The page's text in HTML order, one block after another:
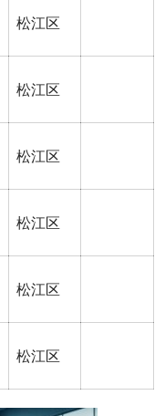
松江区
松江区
松江区
松江区
松江区
松江区